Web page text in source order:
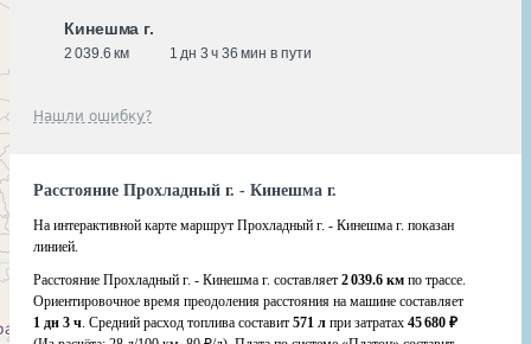
Кинешма г.
2 039.6 км 1 дн 3 ч 36 мин в пути
Нашли ошибку?
Расстояние Прохладный г. - Кинешма г.
На интерактивной карте маршрут Прохладный г. - Кинешма г. показан
линией.
Расстояние Прохладный г. - Кинешма г. составляет 2 039.6 км по трассе.
Ориентировочное время преодоления расстояния на машине составляет
1 дн 3 ч. Средний расход топлива составит 571 л при затратах 45 680 ₽